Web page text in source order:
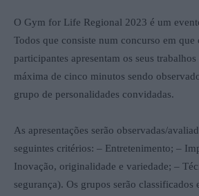
O Gym for Life Regional 2023 é um
Todos que consiste num concurso em que
participantes apresentam os seus
máxima de cinco minutos sendo
grupo de personalidades convidadas.
As apresentações serão observadas/
seguintes critérios: – Entretenimento; –
Inovação, originalidade e variedade; –
segurança). Os grupos serão classificados